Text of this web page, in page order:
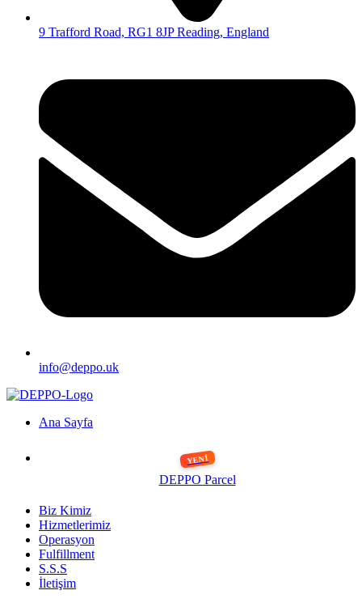
9 Trafford Road, RG1 8JP Reading, England
info@deppo.uk
Ana Sayfa
DEPPO Parcel
Biz Kimiz
Hizmetlerimiz
Operasyon
Fulfillment
S.S.S
İletişim